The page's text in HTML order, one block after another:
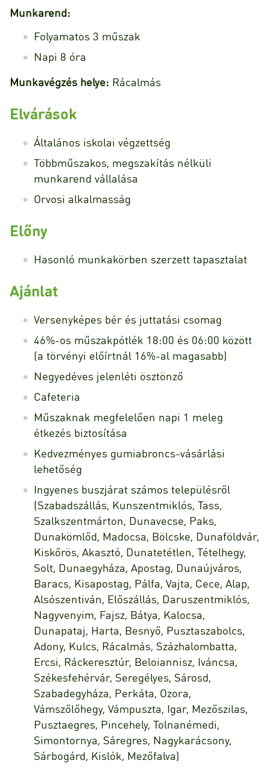
Munkarend:
Folyamatos 3 műszak
Napi 8 óra
Munkavégzés helye: Rácalmás
Elvárások
Általános iskolai végzettség
Többműszakos, megszakítás nélküli
munkarend vállalása
Orvosi alkalmasság
Előny
Hasonló munkakörben szerzett tapasztalat
Ajánlat
Versenyképes bér és juttatási csomag
46%-os műszakpótlék 18:00 és 06:00 között
(a törvényi előírtnál 16%-al magasabb)
Negyedéves jelenléti ösztönző
Cafeteria
Műszaknak megfelelően napi 1 meleg
étkezés biztosítása
Kedvezményes gumiabroncs-vásárlási
lehetőség
Ingyenes buszjárat számos településről
(Szabadszállás, Kunszentmiklós, Tass,
Szalkszentmárton, Dunavecse, Paks,
Dunakömlőd, Madocsa, Bölcske, Dunaföldvár,
Kiskőrös, Akasztó, Dunatetétlen, Tételhegy,
Solt, Dunaegyháza, Apostag, Dunaújváros,
Baracs, Kisapostag, Pálfa, Vajta, Cece, Alap,
Alsószentiván, Előszállás, Daruszentmiklós,
Nagyvenyim, Fajsz, Bátya, Kalocsa,
Dunapataj, Harta, Besnyő, Pusztaszabolcs,
Adony, Kulcs, Rácalmás, Százhalombatta,
Ercsi, Ráckeresztúr, Beloiannisz, Iváncsa,
Székesfehérvár, Seregélyes, Sárosd,
Szabadegyháza, Perkáta, Ozora,
Vámszőlőhegy, Vámpuszta, Igar, Mezőszilas,
Pusztaegres, Pincehely, Tolnanémedi,
Simontornya, Sáregres, Nagykarácsony,
Sárbogárd, Kislók, Mezőfalva)